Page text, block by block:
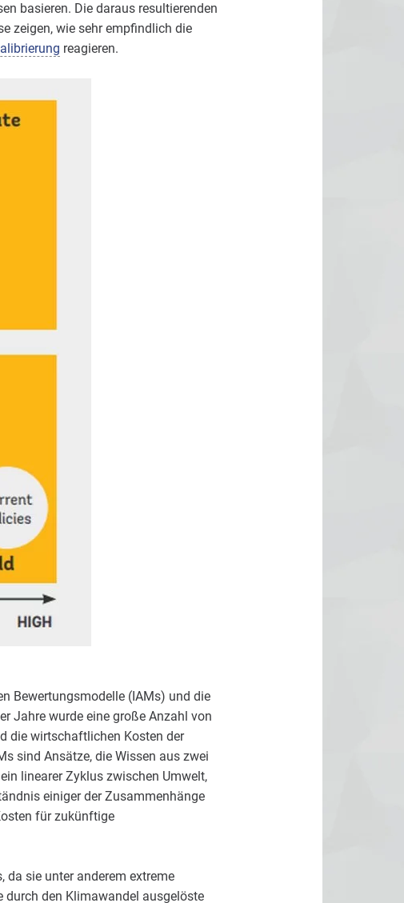
basieren. Die daraus resultierenden
zeigen, wie sehr empfindlich die
reagieren.
Bewertungsmodelle (IAMs) und die
Jahre wurde eine große Anzahl von
die wirtschaftlichen Kosten der
sind Ansätze, die Wissen aus zwei
linearer Zyklus zwischen Umwelt,
einiger der Zusammenhänge
für zukünftige
sie unter anderem extreme
durch den Klimawandel ausgelöste